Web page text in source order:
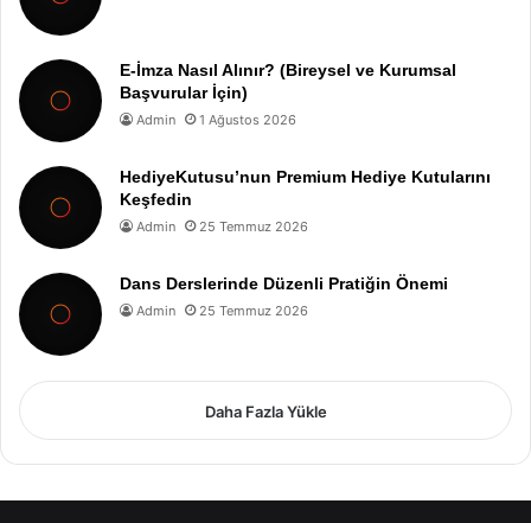
E-İmza Nasıl Alınır? (Bireysel ve Kurumsal
Başvurular İçin)
Admin 1 Ağustos 2026
HediyeKutusu’nun Premium Hediye Kutularını
Keşfedin
Admin 25 Temmuz 2026
Dans Derslerinde Düzenli Pratiğin Önemi
Admin 25 Temmuz 2026
Daha Fazla Yükle